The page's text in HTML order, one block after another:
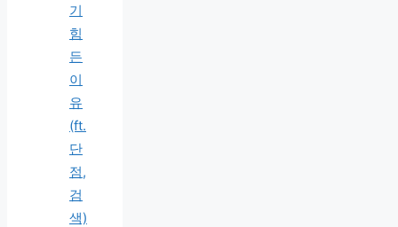
기
힘
든
이
유
(ft.
단
점,
검
색)